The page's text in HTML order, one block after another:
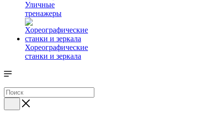
Уличные
тренажеры
Хореографические
станки и зеркала